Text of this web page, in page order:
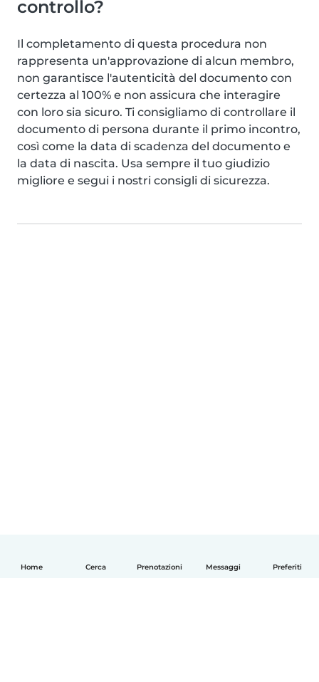
Home Cerca Prenotazioni Messaggi Preferiti
controllo?
Il completamento di questa procedura non
rappresenta un'approvazione di alcun membro,
non garantisce l'autenticità del documento con
certezza al 100% e non assicura che interagire
con loro sia sicuro. Ti consigliamo di controllare il
documento di persona durante il primo incontro,
così come la data di scadenza del documento e
la data di nascita. Usa sempre il tuo giudizio
migliore e segui i nostri consigli di sicurezza.